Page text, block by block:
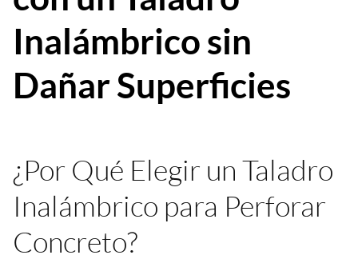
Inalámbrico sin
Dañar Superficies
¿Por Qué Elegir un Taladro
Inalámbrico para Perforar
Concreto?